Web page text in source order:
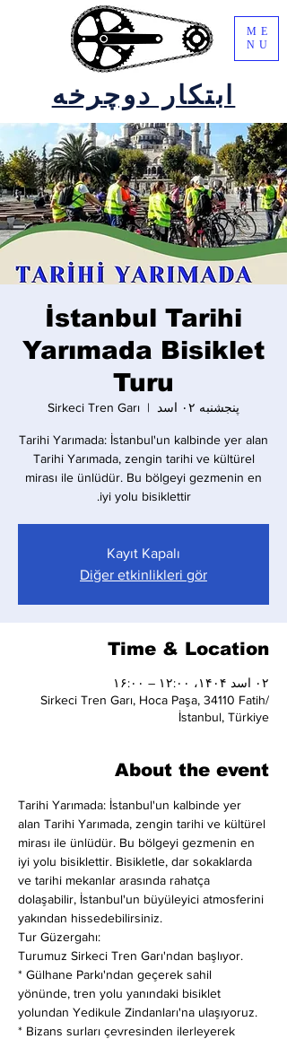
ابتکار دوچرخه
ME
NU
İstanbul Tarihi
Yarımada Bisiklet
Turu
پنجشنبه ۰۲ اسد
  |
Sirkeci Tren Garı
Tarihi Yarımada: İstanbul'un kalbinde yer alan
Tarihi Yarımada, zengin tarihi ve kültürel
mirası ile ünlüdür. Bu bölgeyi gezmenin en
iyi yolu bisiklettir.
Kayıt Kapalı
Diğer etkinlikleri gör
Time & Location
۰۲ اسد ۱۴۰۴، ۱۲:۰۰ – ۱۶:۰۰
Sirkeci Tren Garı, Hoca Paşa, 34110 Fatih/
İstanbul, Türkiye
About the event
Tarihi Yarımada: İstanbul'un kalbinde yer
alan Tarihi Yarımada, zengin tarihi ve kültürel
mirası ile ünlüdür. Bu bölgeyi gezmenin en
iyi yolu bisiklettir. Bisikletle, dar sokaklarda
ve tarihi mekanlar arasında rahatça
dolaşabilir, İstanbul'un büyüleyici atmosferini
yakından hissedebilirsiniz.
Tur Güzergahı:
Turumuz Sirkeci Tren Garı'ndan başlıyor.
* Gülhane Parkı'ndan geçerek sahil
yönünde, tren yolu yanındaki bisiklet
yolundan Yedikule Zindanları'na ulaşıyoruz.
* Bizans surları çevresinden ilerleyerek